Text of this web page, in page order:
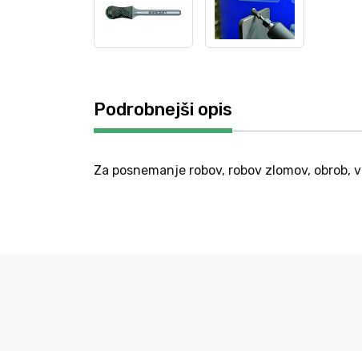
Podrobnejši opis
Za posnemanje robov, robov zlomov,